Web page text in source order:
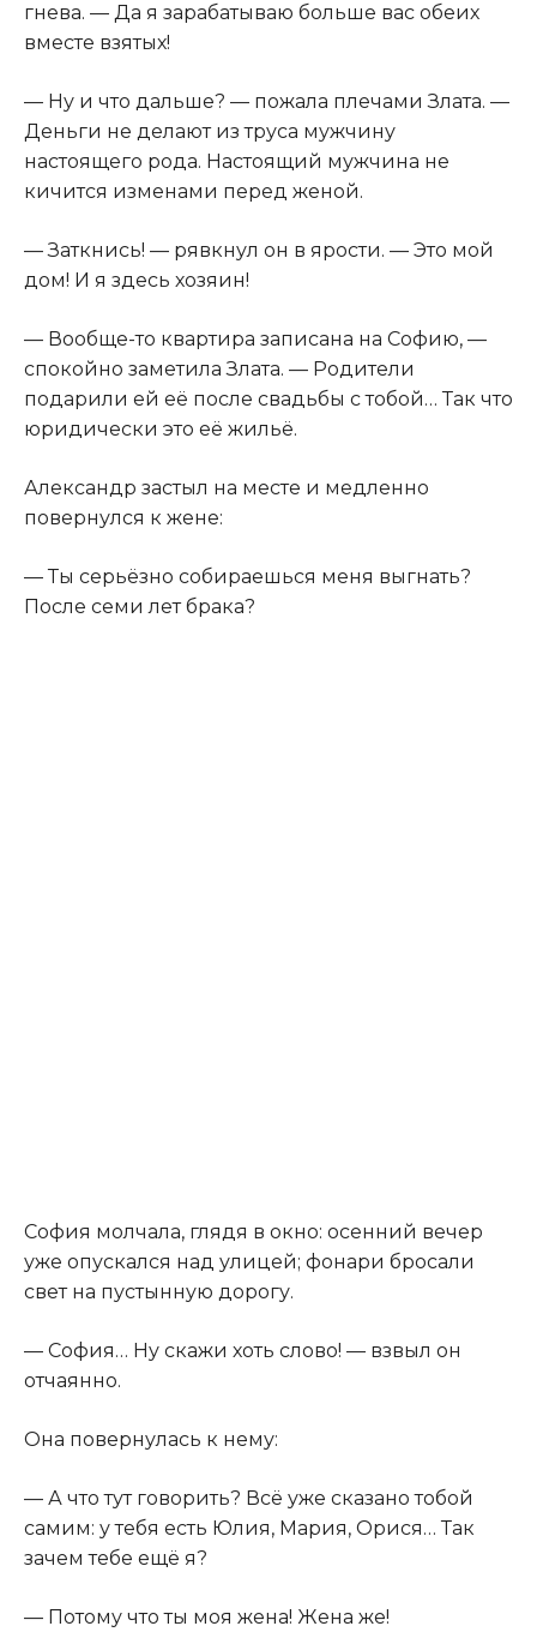
гнева. — Да я зарабатываю больше вас обеих
вместе взятых!
— Ну и что дальше? — пожала плечами Злата. —
Деньги не делают из труса мужчину
настоящего рода. Настоящий мужчина не
кичится изменами перед женой.
— Заткнись! — рявкнул он в ярости. — Это мой
дом! И я здесь хозяин!
— Вообще-то квартира записана на Софию, —
спокойно заметила Злата. — Родители
подарили ей её после свадьбы с тобой… Так что
юридически это её жильё.
Александр застыл на месте и медленно
повернулся к жене:
— Ты серьёзно собираешься меня выгнать?
После семи лет брака?
София молчала, глядя в окно: осенний вечер
уже опускался над улицей; фонари бросали
свет на пустынную дорогу.
— София… Ну скажи хоть слово! — взвыл он
отчаянно.
Она повернулась к нему:
— А что тут говорить? Всё уже сказано тобой
самим: у тебя есть Юлия, Мария, Орися… Так
зачем тебе ещё я?
— Потому что ты моя жена! Жена же!